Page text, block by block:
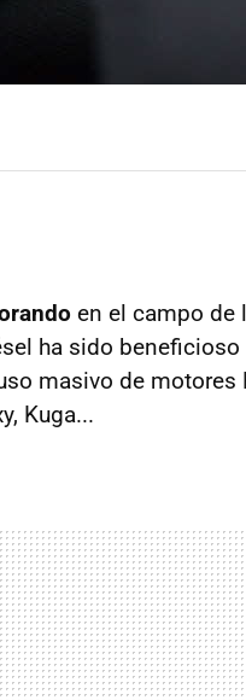
en el campo de
ha sido beneficioso
masivo de motores
Kuga...